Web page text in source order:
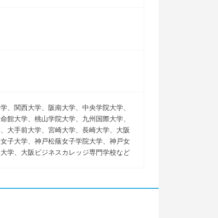
、関西大学、阪南大学、中央学院大学、
館大学、桃山学院大学、九州国際大学、
大手前大学、宮崎大学、長崎大学、大阪
子大学、神戸松蔭女子学院大学、神戸女
学、大阪ビジネスカレッジ専門学校など